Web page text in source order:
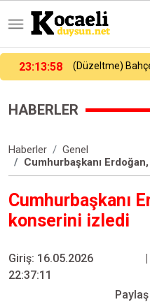
23:16:23 Galatasaray, yeni
HABERLER
Haberler
Genel
Cumhurbaşkanı
Cumhurbaşkanı
konserini izledi
Giriş: 16.05.2026
22:37:11
|
Paylaş